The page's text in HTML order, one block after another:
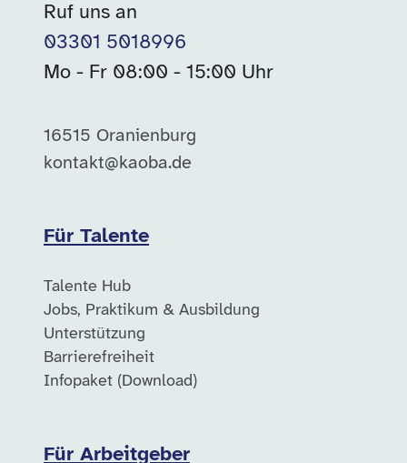
Ruf uns an
03301 5018996
Mo - Fr 08:00 - 15:00 Uhr
16515 Oranienburg
kontakt@kaoba.de
Für Talente
Talente Hub
Jobs, Praktikum & Ausbildung
Unterstützung
Barrierefreiheit
Infopaket (Download)
Für Arbeitgeber